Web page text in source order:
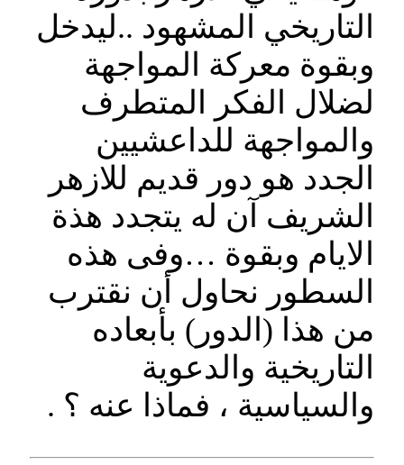
التاريخي المشهود ..ليدخل
وبقوة معركة المواجهة
لضلال الفكر المتطرف
والمواجهة للداعشيين
الجدد هو دور قديم للازهر
الشريف آن له يتجدد هذة
الايام وبقوة …وفى هذه
السطور نحاول أن نقترب
من هذا (الدور) بأبعاده
التاريخية والدعوية
والسياسية ، فماذا عنه ؟ .